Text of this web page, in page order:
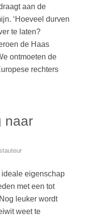
aan de
‘Hoeveel durven
te laten?
de Haas
ontmoeten de
rechters
naar
eigenschap
met een tot
leuker wordt
weet te